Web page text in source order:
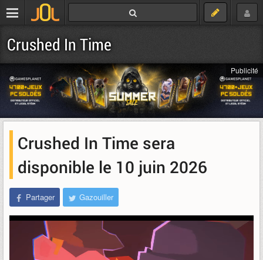
Crushed In Time
Publicité
Crushed In Time sera
disponible le 10 juin 2026
Partager Gazouiller